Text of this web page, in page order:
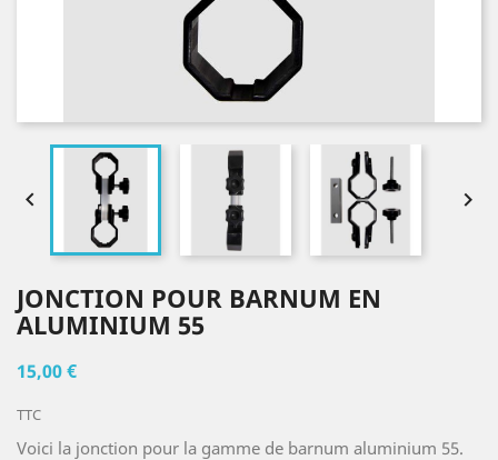
 
JONCTION POUR BARNUM EN
ALUMINIUM 55
15,00 €
TTC
Voici la jonction pour la gamme de barnum aluminium 55.